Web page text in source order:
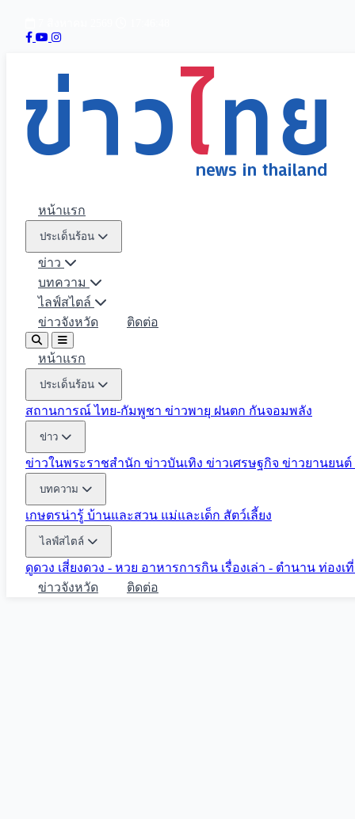
หน้าแรก
ประเด็นร้อน
ข่าว
บทความ
ไลฟ์สไตล์
ข่าวจังหวัด
ติดต่อ
หน้าแรก
ประเด็นร้อน
สถานการณ์ ไทย-กัมพูชา ข่าวพายุ ฝนตก กันจอมพลัง
ข่าว
ข่าวในพระราชสำนัก ข่าวบันเทิง ข่าวเศรษฐกิจ ข่าวยานยนต์
บทความ
เกษตรน่ารู้ บ้านและสวน แม่และเด็ก สัตว์เลี้ยง
ไลฟ์สไตล์
ดูดวง เสี่ยงดวง - หวย อาหารการกิน เรื่องเล่า - ตำนาน ท่องเ
ข่าวจังหวัด
ติดต่อ